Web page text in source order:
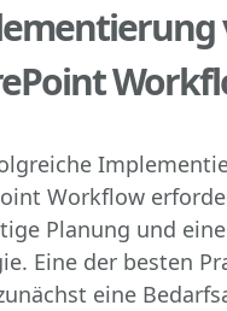
Workflow
Planung und
Eine der besten
eine